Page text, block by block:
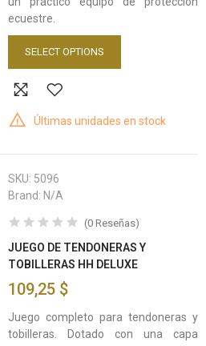
ecuestre.
SELECT OPTIONS
Últimas unidades en stock
SKU: 5096
Brand: N/A
(0 Reseñas)
JUEGO DE TENDONERAS Y
TOBILLERAS HH DELUXE
109,25 $
Juego completo para tendoneras y
tobilleras. Dotado con una capa